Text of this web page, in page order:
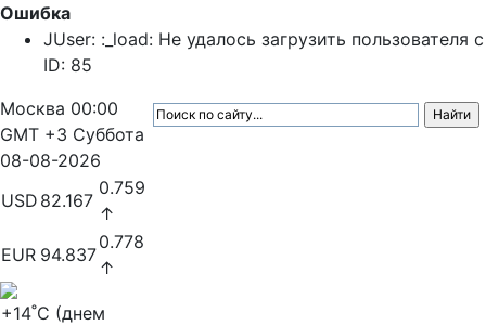
Ошибка
JUser: :_load: Не удалось загрузить пользователя с
ID: 85
Москва 00:00
GMT +3 Суббота
08-08-2026
USD 82.167
0.759
↑
EUR 94.837
0.778
↑
+14˚C (днем